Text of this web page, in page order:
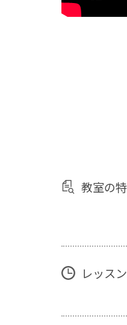
教室の
レッス